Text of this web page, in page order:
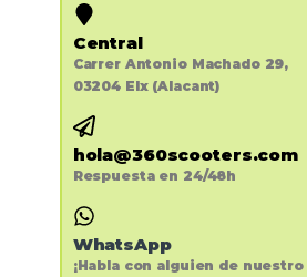
Central
Carrer Antonio Machado 29,
03204 Elx (Alacant)
hola@360scooters.com
Respuesta en 24/48h
WhatsApp
¡Habla con alguien de nuestro